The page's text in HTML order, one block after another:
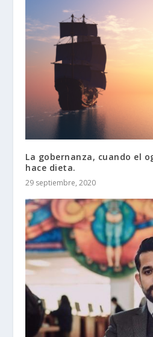
La gobernanza, cuando el
hace dieta.
29 septiembre, 2020